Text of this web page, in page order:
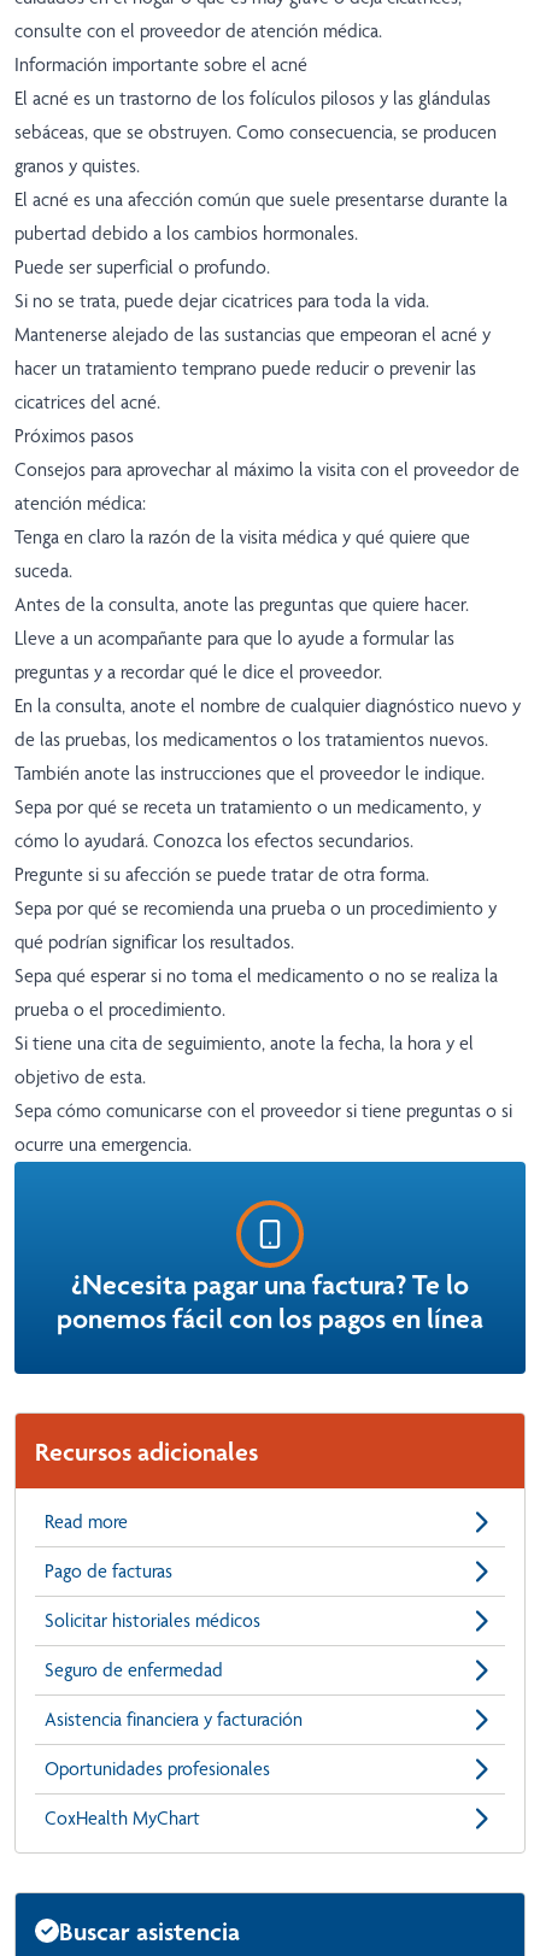
consulte con el proveedor de atención médica.
Información importante sobre el acné
El acné es un trastorno de los folículos pilosos y las glándulas
sebáceas, que se obstruyen. Como consecuencia, se producen
granos y quistes.
El acné es una afección común que suele presentarse durante la
pubertad debido a los cambios hormonales.
Puede ser superficial o profundo.
Si no se trata, puede dejar cicatrices para toda la vida.
Mantenerse alejado de las sustancias que empeoran el acné y
hacer un tratamiento temprano puede reducir o prevenir las
cicatrices del acné.
Próximos pasos
Consejos para aprovechar al máximo la visita con el proveedor de
atención médica:
Tenga en claro la razón de la visita médica y qué quiere que
suceda.
Antes de la consulta, anote las preguntas que quiere hacer.
Lleve a un acompañante para que lo ayude a formular las
preguntas y a recordar qué le dice el proveedor.
En la consulta, anote el nombre de cualquier diagnóstico nuevo y
de las pruebas, los medicamentos o los tratamientos nuevos.
También anote las instrucciones que el proveedor le indique.
Sepa por qué se receta un tratamiento o un medicamento, y
cómo lo ayudará. Conozca los efectos secundarios.
Pregunte si su afección se puede tratar de otra forma.
Sepa por qué se recomienda una prueba o un procedimiento y
qué podrían significar los resultados.
Sepa qué esperar si no toma el medicamento o no se realiza la
prueba o el procedimiento.
Si tiene una cita de seguimiento, anote la fecha, la hora y el
objetivo de esta.
Sepa cómo comunicarse con el proveedor si tiene preguntas o si
ocurre una emergencia.
¿Necesita pagar una factura? Te lo
ponemos fácil con los pagos en línea
Recursos adicionales
Read more
Pago de facturas
Solicitar historiales médicos
Seguro de enfermedad
Asistencia financiera y facturación
Oportunidades profesionales
CoxHealth MyChart
Buscar asistencia